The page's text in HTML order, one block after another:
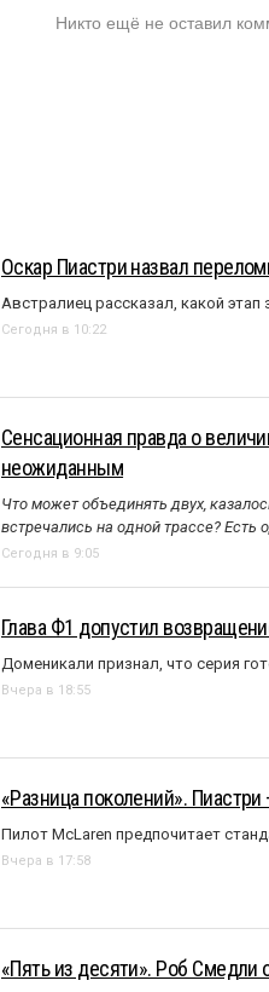
Никто ещё не оставил
Оскар Пиастри назвал
Австралиец рассказал, какой
Сегодня в 10:22
Сенсационная правда о
неожиданным
Что может объединять двух,
встречались на одной трассе? Есть
Сегодня в 9:05
Глава Ф1 допустил
Доменикали признал, что серия
Вчера в 18:55
«Разница поколений».
Пилот McLaren предпочитает
Вчера в 17:58
«Пять из десяти». Роб Смедли